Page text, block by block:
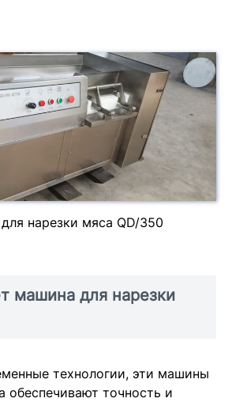
нарезки мяса QD/350
машина для нарезки
технологии, эти машины
обеспечивают точность и